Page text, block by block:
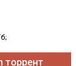
торрент